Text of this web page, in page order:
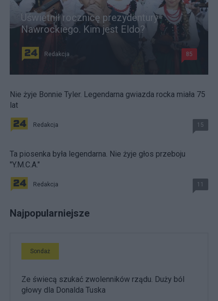
Uświetnił rocznicę prezydentury
Nawrockiego. Kim jest Eldo?
Redakcja 85
Nie żyje Bonnie Tyler. Legendarna gwiazda rocka miała 75
lat
Redakcja 15
Ta piosenka była legendarna. Nie żyje głos przeboju
"Y.M.C.A."
Redakcja 11
Najpopularniejsze
Sondaż
Ze świecą szukać zwolenników rządu. Duży ból
głowy dla Donalda Tuska